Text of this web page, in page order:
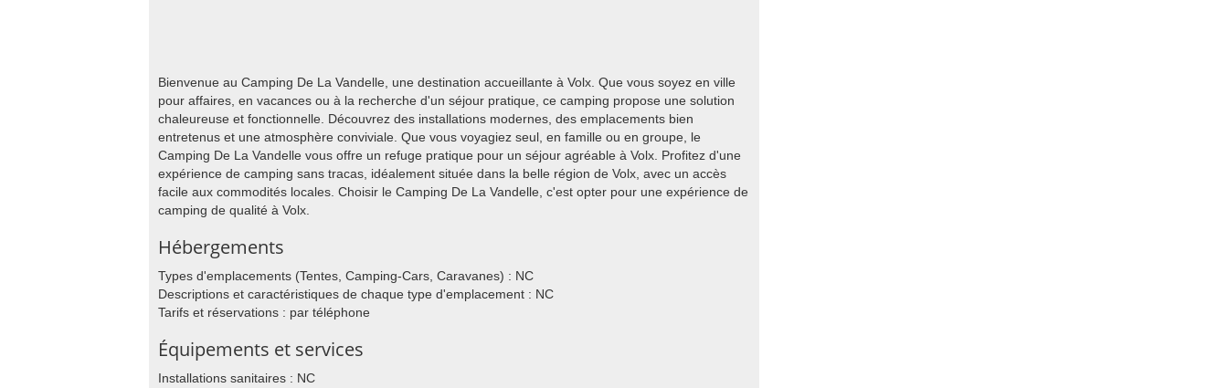
Bienvenue au Camping De La Vandelle, une destination accueillante à Volx. Que vous soyez en ville
pour affaires, en vacances ou à la recherche d'un séjour pratique, ce camping propose une solution
chaleureuse et fonctionnelle. Découvrez des installations modernes, des emplacements bien
entretenus et une atmosphère conviviale. Que vous voyagiez seul, en famille ou en groupe, le
Camping De La Vandelle vous offre un refuge pratique pour un séjour agréable à Volx. Profitez d'une
expérience de camping sans tracas, idéalement située dans la belle région de Volx, avec un accès
facile aux commodités locales. Choisir le Camping De La Vandelle, c'est opter pour une expérience de
camping de qualité à Volx.
Hébergements
Types d'emplacements (Tentes, Camping-Cars, Caravanes) : NC
Descriptions et caractéristiques de chaque type d'emplacement : NC
Tarifs et réservations : par téléphone
Équipements et services
Installations sanitaires : NC